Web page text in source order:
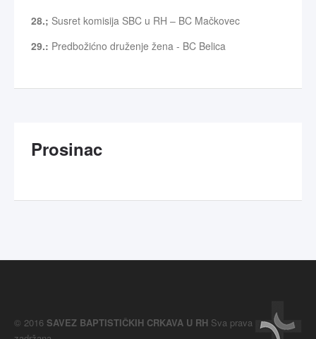
28.; Susret komisija SBC u RH – BC Mačkovec
29.: Predbožićno druženje žena - BC Belica
Prosinac
© 2016 SAVEZ BAPTISTIČKIH CRKAVA U RH Sva prava